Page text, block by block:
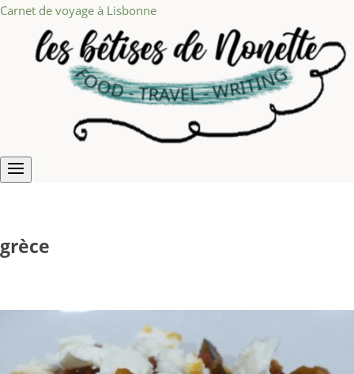
Carnet de voyage à Lisbonne
grèce